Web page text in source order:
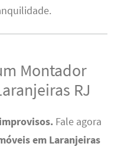
Montador
RJ
Fale agora
em Laranjeiras